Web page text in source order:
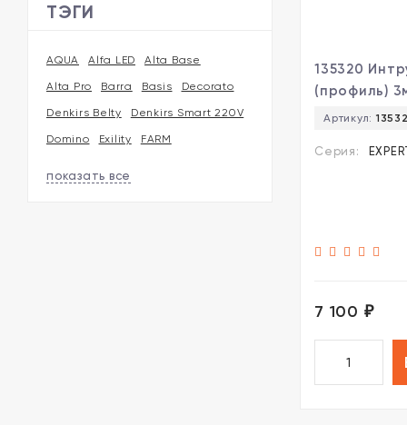
ТЭГИ
AQUA Alfa LED Alta Base
Alta Pro Barra Basis Decorato
Denkirs Belty Denkirs Smart 220V
Domino Exility FARM
показать все
135320
(профиль)
Novotech
двойной
Артикул:
Серия:
7 100 ₽